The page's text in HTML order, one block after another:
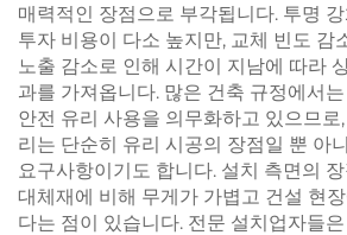
매력적인 장점으로 부각됩니다. 투명
투자 비용이 다소 높지만, 교체 빈도 감
노출 감소로 인해 시간이 지남에 따라
과를 가져옵니다. 많은 건축 규정에서
안전 유리 사용을 의무화하고 있으므로
리는 단순히 유리 시공의 장점일 뿐 아
요구사항이기도 합니다. 설치 측면의
대체재에 비해 무게가 가볍고 건설 현
다는 점이 있습니다. 전문 설치업자들